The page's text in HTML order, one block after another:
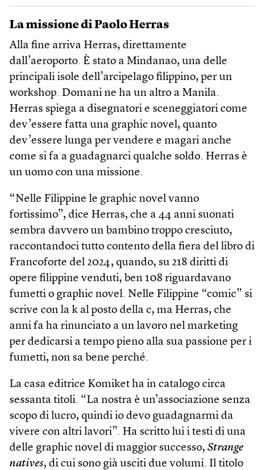
La missione di Paolo Herras
Alla fine arriva Herras, direttamente
dall’aeroporto. È stato a Mindanao, una delle
principali isole dell’arcipelago filippino, per un
workshop. Domani ne ha un altro a Manila.
Herras spiega a disegnatori e sceneggiatori come
dev’essere fatta una graphic novel, quanto
dev’essere lunga per vendere e magari anche
come si fa a guadagnarci qualche soldo. Herras è
un uomo con una missione.
“Nelle Filippine le graphic novel vanno
fortissimo”, dice Herras, che a 44 anni suonati
sembra davvero un bambino troppo cresciuto,
raccontandoci tutto contento della fiera del libro di
Francoforte del 2024, quando, su 218 diritti di
opere filippine venduti, ben 108 riguardavano
fumetti o graphic novel. Nelle Filippine “comic” si
scrive con la k al posto della c, ma Herras, che
anni fa ha rinunciato a un lavoro nel marketing
per dedicarsi a tempo pieno alla sua passione per i
fumetti, non sa bene perché.
La casa editrice Komiket ha in catalogo circa
sessanta titoli. “La nostra è un’associazione senza
scopo di lucro, quindi io devo guadagnarmi da
vivere con altri lavori”. Ha scritto lui i testi di una
delle graphic novel di maggior successo, Strange
natives, di cui sono già usciti due volumi. Il titolo